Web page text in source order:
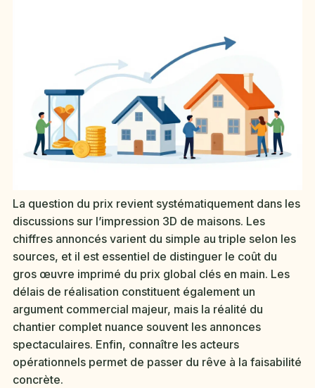
La question du prix revient systématiquement dans les
discussions sur l’impression 3D de maisons. Les
chiffres annoncés varient du simple au triple selon les
sources, et il est essentiel de distinguer le coût du
gros œuvre imprimé du prix global clés en main. Les
délais de réalisation constituent également un
argument commercial majeur, mais la réalité du
chantier complet nuance souvent les annonces
spectaculaires. Enfin, connaître les acteurs
opérationnels permet de passer du rêve à la faisabilité
concrète.